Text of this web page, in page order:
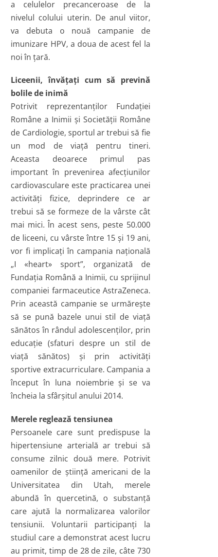
a celulelor precanceroase de la
nivelul colului uterin. De anul viitor,
va debuta o nouă campanie de
imunizare HPV, a doua de acest fel la
noi în ţară.
Liceenii, învăţaţi cum să prevină
bolile de inimă
Potrivit reprezentanţilor Fundaţiei
Române a Inimii şi Societăţii Române
de Cardiologie, sportul ar trebui să fie
un mod de viaţă pentru tineri.
Aceasta deoarece primul pas
important în prevenirea afecţiunilor
cardiovasculare este practicarea unei
activităţi fizice, deprindere ce ar
trebui să se formeze de la vârste cât
mai mici. În acest sens, peste 50.000
de liceeni, cu vârste între 15 şi 19 ani,
vor fi implicaţi în campania naţională
„I «heart» sport”, organizată de
Fundaţia Română a Inimii, cu sprijinul
companiei farmaceutice AstraZeneca.
Prin această campanie se urmăreşte
să se pună bazele unui stil de viaţă
sănătos în rândul adolescenţilor, prin
educaţie (sfaturi despre un stil de
viaţă sănătos) şi prin activităţi
sportive extracurriculare. Campania a
început în luna noiembrie şi se va
încheia la sfârşitul anului 2014.
Merele reglează tensiunea
Persoanele care sunt predispuse la
hipertensiune arterială ar trebui să
consume zilnic două mere. Potrivit
oamenilor de ştiinţă americani de la
Universitatea din Utah, merele
abundă în quercetină, o substanţă
care ajută la normalizarea valorilor
tensiunii. Voluntarii participanţi la
studiul care a demonstrat acest lucru
au primit, timp de 28 de zile, câte 730